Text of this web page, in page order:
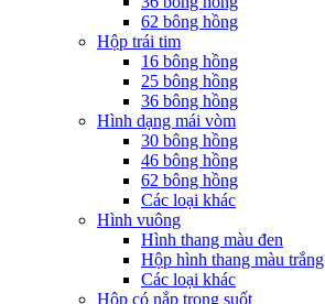
62 bông hồng
Hộp trái tim
16 bông hồng
25 bông hồng
36 bông hồng
Hình dạng mái vòm
30 bông hồng
46 bông hồng
62 bông hồng
Các loại khác
Hình vuông
Hình thang màu đen
Hộp hình thang màu trắng
Các loại khác
Hộp có nắp trong suốt